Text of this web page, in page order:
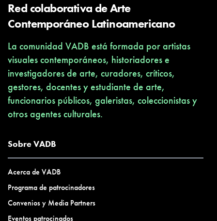
Red colaborativa de Arte
Contemporáneo Latinoamericano
La comunidad VADB está formada por artistas
visuales contemporáneos, historiadores e
investigadores de arte, curadores, críticos,
gestores, docentes y estudiante de arte,
funcionarios públicos, galeristas, coleccionistas y
otros agentes culturales.
Sobre VADB
Acerca de VADB
Programa de patrocinadores
Convenios y Media Partners
Eventos patrocinados